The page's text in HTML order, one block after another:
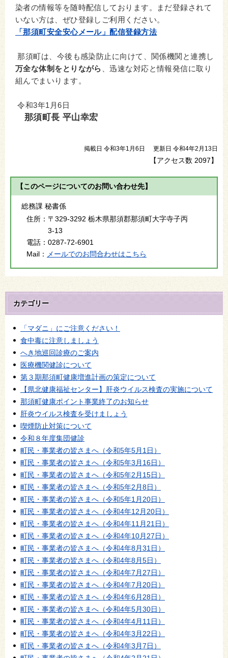
染者の情報等を随時配信しております。まだ登録されて
いない方は、ぜひ登録しご利用ください。
「那須町安全安心メール」配信登録方法
那須町は、今後も感染防止に向けて、関係機関と連携し
万全な体制をとりながら
、迅速な対応と情報発信に取り
組んでまいります。
令和3年1月6日
那須町長 平山幸宏
掲載日 令和3年1月6日 更新日 令和4年2月13日
【アクセス数 2097】
【このページについてのお問い合わせ先】
総務課 秘書係
住所： 〒329-3292 栃木県那須郡那須町大字寺子丙
3-13
電話： 0287-72-6901
Mail：
メールでのお問合わせはこちら
カテゴリー
「マダニ」にご注意ください！
食中毒に注意しましょう
へき地巡回診療のご案内
医療機関健診について
第３期那須町健康増進計画の策定について
【県北健康福祉センター】肝炎ウイルス検査の実施について
那須町健康ポイント事業終了のお知らせ
肝炎ウイルス検査を受けましょう
喫煙防止対策について
令和８年度集団健診
町民・事業者の皆さまへ（令和5年5月1日）
町民・事業者の皆さまへ（令和5年3月16日）
町民・事業者の皆さまへ（令和5年2月15日）
町民・事業者の皆さまへ（令和5年2月8日）
町民・事業者の皆さまへ（令和5年1月20日）
町民・事業者の皆さまへ（令和4年12月20日）
町民・事業者の皆さまへ（令和4年11月21日）
町民・事業者の皆さまへ（令和4年10月27日）
町民・事業者の皆さまへ（令和4年8月31日）
町民・事業者の皆さまへ（令和4年8月5日）
町民・事業者の皆さまへ（令和4年7月27日）
町民・事業者の皆さまへ（令和4年7月20日）
町民・事業者の皆さまへ（令和4年6月28日）
町民・事業者の皆さまへ（令和4年5月30日）
町民・事業者の皆さまへ（令和4年4月11日）
町民・事業者の皆さまへ（令和4年3月22日）
町民・事業者の皆さまへ（令和4年3月7日）